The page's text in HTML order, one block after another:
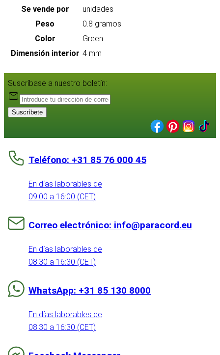
Se vende por
unidades
Peso
0.8 gramos
Color
Green
Dimensión interior 4 mm
Suscríbase a nuestro boletín:
Suscríbete
Teléfono: +31 85 76 000 45
En días laborables de
09:00 a 16:00 (CET)
Correo electrónico: info@paracord.eu
En días laborables de
08:30 a 16:30 (CET)
WhatsApp: +31 85 130 8000
En días laborables de
08:30 a 16:30 (CET)